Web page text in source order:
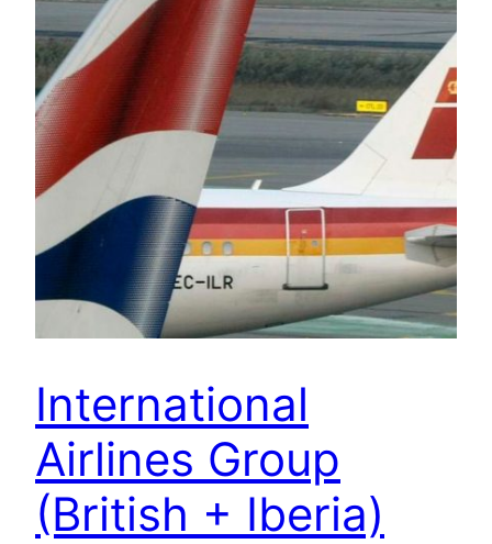
International
Airlines Group
(British + Iberia)